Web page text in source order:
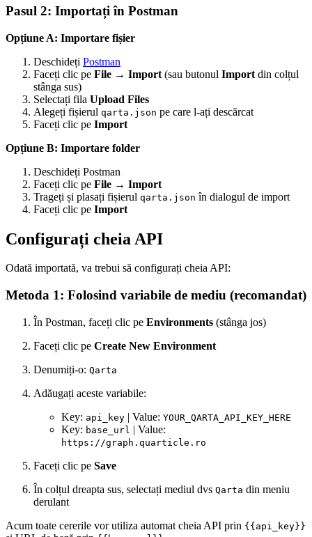
Pasul 2: Importați în Postman
Opțiune A: Importare fișier
Deschideți Postman
Faceți clic pe File → Import (sau butonul Import din colțul
stânga sus)
Selectați fila Upload Files
Alegeți fișierul qarta.json pe care l-ați descărcat
Faceți clic pe Import
Opțiune B: Importare folder
Deschideți Postman
Faceți clic pe File → Import
Trageți și plasați fișierul qarta.json în dialogul de import
Faceți clic pe Import
Configurați cheia API
Odată importată, va trebui să configurați cheia API:
Metoda 1: Folosind variabile de mediu (recomandat)
În Postman, faceți clic pe Environments (stânga jos)
Faceți clic pe Create New Environment
Denumiți-o: Qarta
Adăugați aceste variabile:
Key: api_key | Value: YOUR_QARTA_API_KEY_HERE
Key: base_url | Value:
https://graph.quarticle.ro
Faceți clic pe Save
În colțul dreapta sus, selectați mediul dvs Qarta din meniu
derulant
Acum toate cererile vor utiliza automat cheia API prin {{api_key}}